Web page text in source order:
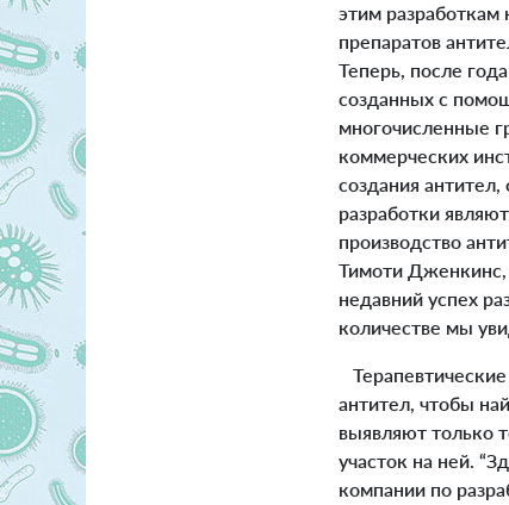
этим разработкам
препаратов
Теперь, после
созданных с
многочисленные
коммерческих
создания
разработки
производство
Тимоти Дженкинс,
недавний успех
количестве мы
антител, чтобы
выявляют только
участок на ней.
компании по